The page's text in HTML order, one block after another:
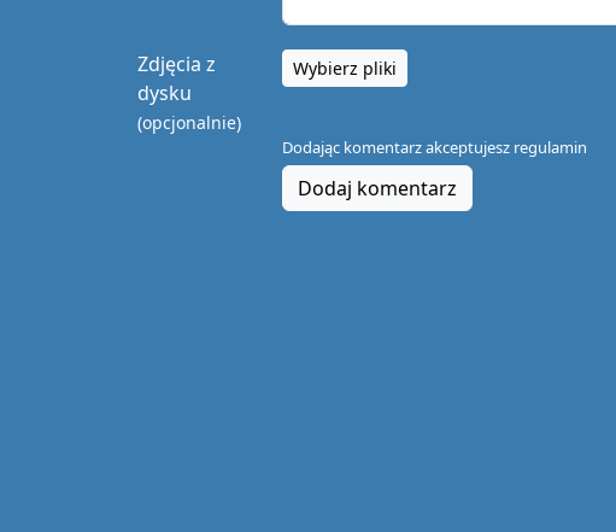
Zdjęcia z
dysku
(opcjonalnie)
Wybierz pliki
Dodając komentarz akceptujesz regulamin
Dodaj komentarz